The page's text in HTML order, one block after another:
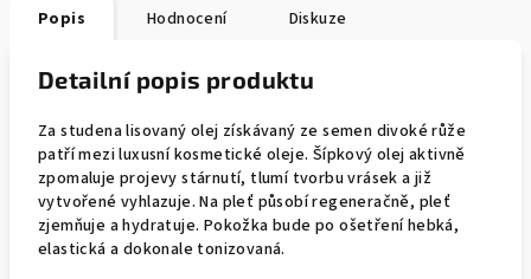
Popis Hodnocení Diskuze
Detailní popis produktu
Za studena lisovaný olej získávaný ze semen divoké růže
patří mezi luxusní kosmetické oleje. Šípkový olej aktivně
zpomaluje projevy stárnutí, tlumí tvorbu vrásek a již
vytvořené vyhlazuje. Na pleť působí regeneračně, pleť
zjemňuje a hydratuje. Pokožka bude po ošetření hebká,
elastická a dokonale tonizovaná.